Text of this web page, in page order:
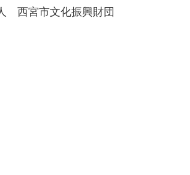
西宮市文化振興財団